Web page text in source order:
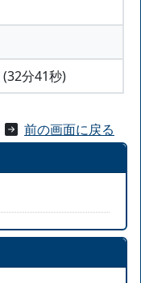
分41秒)
前の画面に戻る